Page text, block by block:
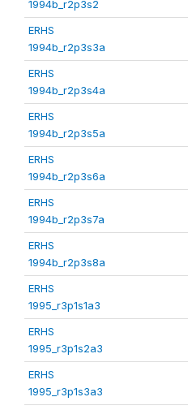
1994b_r2p3s2
ERHS
1994b_r2p3s3a
ERHS
1994b_r2p3s4a
ERHS
1994b_r2p3s5a
ERHS
1994b_r2p3s6a
ERHS
1994b_r2p3s7a
ERHS
1994b_r2p3s8a
ERHS
1995_r3p1s1a3
ERHS
1995_r3p1s2a3
ERHS
1995_r3p1s3a3